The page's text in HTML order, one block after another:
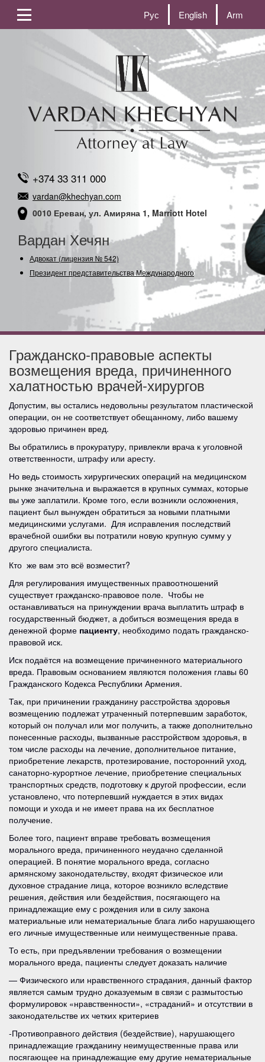
Рус English Arm
+374 33 311 000
vardan@khechyan.com
0010 Ереван, ул. Амиряна 1, Marriott Hotel
Вардан Хечян
Адвокат (лицензия № 542)
Президент представительства Международного Союз
Гражданско-правовые аспекты
возмещения вреда, причиненного
халатностью врачей-хирургов
Допустим, вы остались недовольны результатом пластической
операции, он не соответствует обещанному, либо вашему
здоровью причинен вред.
Вы обратились в прокуратуру, привлекли врача к уголовной
ответственности, штрафу или аресту.
Но ведь стоимость хирургических операций на медицинском
рынке значительна и выражается в крупных суммах, которые
вы уже заплатили. Кроме того, если возникли осложнения,
пациент был вынужден обратиться за новыми платными
медицинскими услугами. Для исправления последствий
врачебной ошибки вы потратили новую крупную сумму у
другого специалиста.
Кто же вам это всё возместит?
Для регулирования имущественных правоотношений
существует гражданско-правовое поле. Чтобы не
останавливаться на принуждении врача выплатить штраф в
государственный бюджет, а добиться возмещения вреда в
денежной форме пациенту, необходимо подать гражданско-
правовой иск.
Иск подаётся на возмещение причиненного материального
вреда. Правовым основанием являются положения главы 60
Гражданского Кодекса Республики Армения.
Так, при причинении гражданину расстройства здоровья
возмещению подлежат утраченный потерпевшим заработок,
который он получал или мог получить, а также дополнительно
понесенные расходы, вызванные расстройством здоровья, в
том числе расходы на лечение, дополнительное питание,
приобретение лекарств, протезирование, посторонний уход,
санаторно-курортное лечение, приобретение специальных
транспортных средств, подготовку к другой профессии, если
установлено, что потерпевший нуждается в этих видах
помощи и ухода и не имеет права на их бесплатное
получение.
Более того, пациент вправе требовать возмещения
морального вреда, причиненного неудачно сделанной
операцией. В понятие морального вреда, согласно
армянскому законодательству, входят физическое или
духовное страдание лица, которое возникло вследствие
решения, действия или бездействия, посягающего на
принадлежащие ему с рождения или в силу закона
материальные или нематериальные блага либо нарушающего
его личные имущественные или неимущественные права.
То есть, при предъявлении требования о возмещении
морального вреда, пациенты следует доказать наличие
— Физического или нравственного страдания, данный фактор
является самым трудно доказуемым в связи с размытостью
формулировок «нравственности», «страданий» и отсутствии в
законодательстве их четких критериев
-Противоправного действия (бездействие), нарушающего
принадлежащие гражданину неимущественные права или
посягающее на принадлежащие ему другие нематериальные